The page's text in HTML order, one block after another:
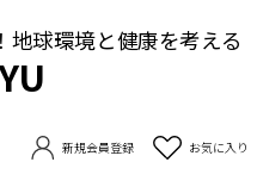
球環境と健康を考える
新規会員登録 お気に入り